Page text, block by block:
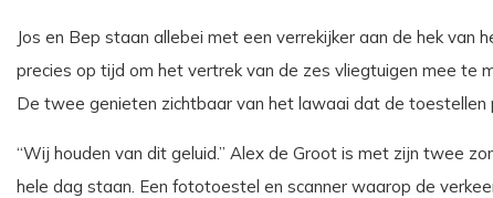
Jos en Bep staan allebei met een verrekijker aan de hek van
precies op tijd om het vertrek van de zes vliegtuigen mee te
De twee genieten zichtbaar van het lawaai dat de toestellen
“Wij houden van dit geluid.” Alex de Groot is met zijn twee
hele dag staan. Een fototoestel en scanner waarop de